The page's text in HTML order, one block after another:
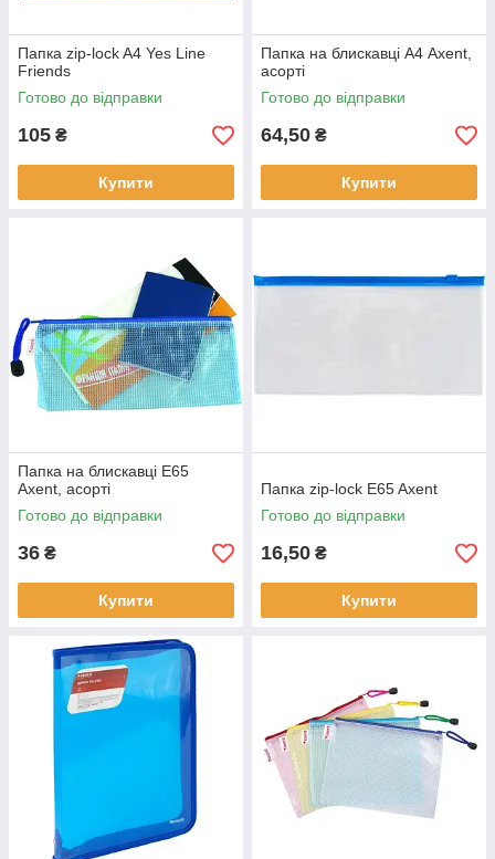
Папка zip-lock A4 Yes Line
Friends
Готово до відправки
105 ₴
Купити
Папка на блискавці А4 Axent,
асорті
Готово до відправки
64,50 ₴
Купити
Папка на блискавці E65
Axent, асорті
Готово до відправки
36 ₴
Купити
Папка zip-lock E65 Axent
Готово до відправки
16,50 ₴
Купити